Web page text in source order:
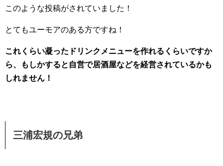
このような投稿がされていました！
とてもユーモアのある方ですね！
これくらい凝ったドリンクメニューを作れるくらいですか
ら、もしかすると自営で居酒屋などを経営されているかも
しれません！
三浦宏規の兄弟